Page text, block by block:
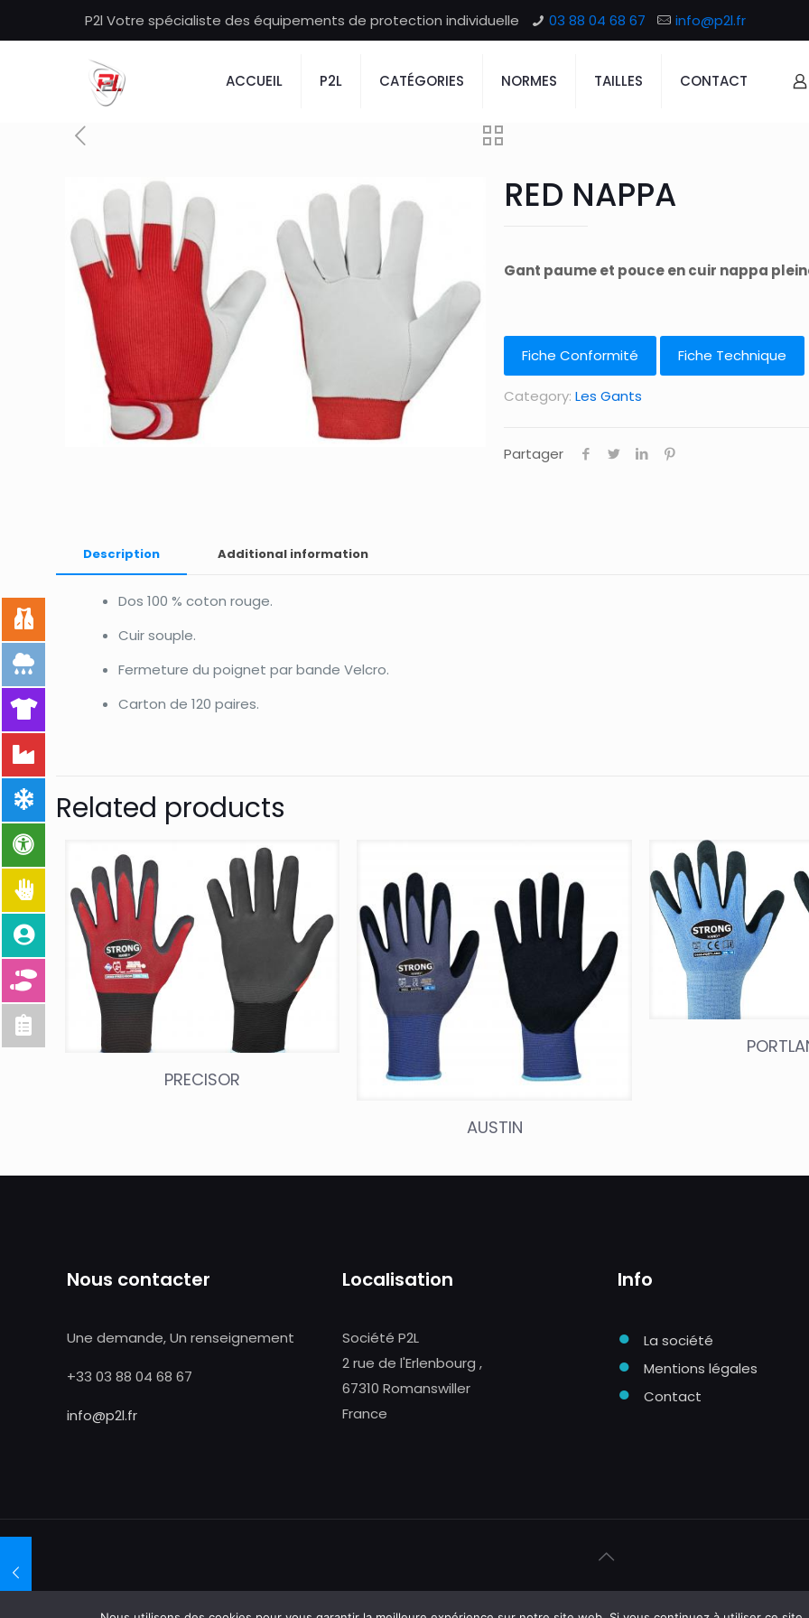
P2l Votre spécialiste des équipements de protection individuelle 03 88 04 68 67 info@p2l.fr
ACCUEIL P2L CATÉGORIES NORMES TAILLES CONTACT
RED NAPPA
Gant paume et pouce en cuir nappa
Fiche Conformité Fiche Technique
Category: Les Gants
Partager
Description Additional information
Dos 100 % coton rouge.
Cuir souple.
Fermeture du poignet par bande Velcro.
Carton de 120 paires.
Related products
PRECISOR
AUSTIN
Nous contacter
Une demande, Un renseignement
+33 03 88 04 68 67
info@p2l.fr
Localisation
Société P2L
2 rue de l'Erlenbourg ,
67310 Romanswiller
France
Info
● La société
● Mentions légales
● Contact